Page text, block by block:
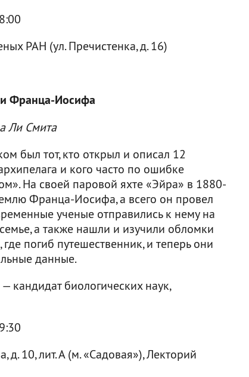
РАН (ул. Пречистенка, д. 16)
Франца-Иосифа
Ли Смита
был тот, кто открыл и описал 12
и кого часто по ошибке
На своей паровой яхте «Эйра» в 1880-
Франца-Иосифа, а всего он провел
ученые отправились к нему на
а также нашли и изучили обломки
погиб путешественник, и теперь они
данные.
кандидат биологических наук,
д. 10, лит. А (м. «Садовая»), Лекторий